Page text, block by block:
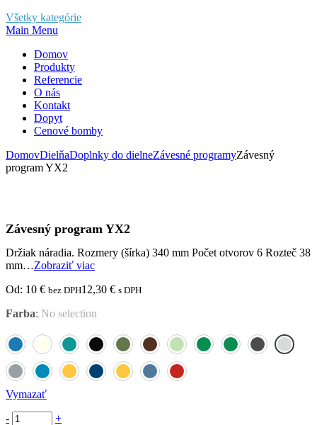
Všetky kategórie
Main Menu
Domov
Produkty
Referencie
O nás
Kontakt
Dopyt
Cenové bomby
DomovDielňaDoplnky do dielneZávesné programyZávesný
program YX2
Závesný program YX2
Držiak náradia. Rozmery (šírka) 340 mm Počet otvorov 6 Rozteč 38
mm…Zobraziť viac
Od: 10 € bez DPH12,30 € s DPH
Farba: No selection
Vymazať
-
+